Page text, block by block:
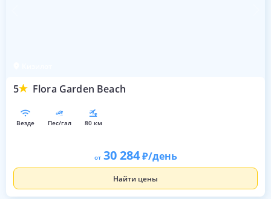
5 Flora Garden Beach
везде пес/гал 80 км
от 30 284 /день
Найти цены